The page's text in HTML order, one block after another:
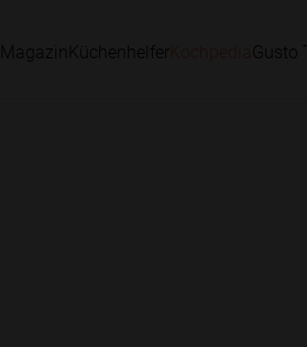
Magazin Küchenhelfer Gusto